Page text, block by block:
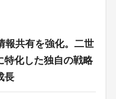
報共有を強化。二世
特化した独自の戦略
長